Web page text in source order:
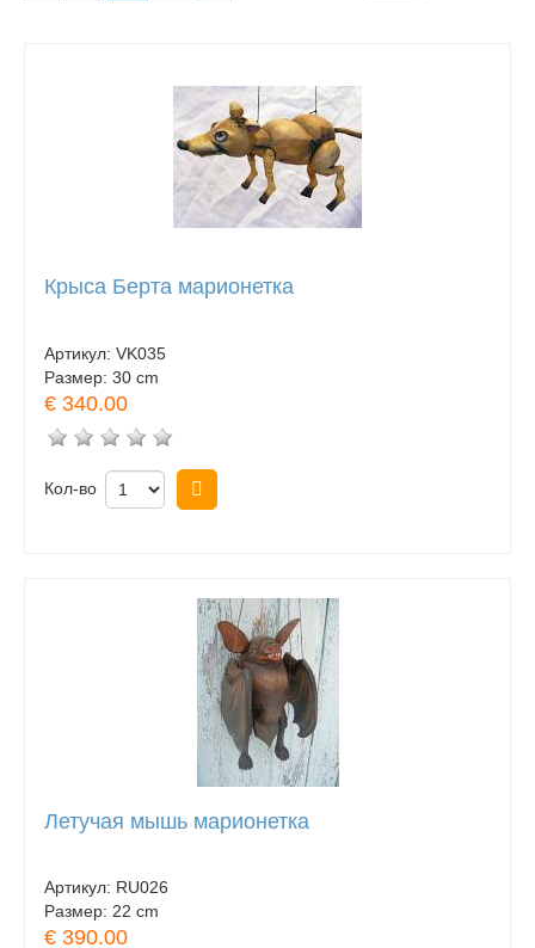
Крыса Берта марионетка
Артикул: VK035
Размер: 30 cm
€ 340.00
Кол-во
Летучая мышь марионетка
Артикул: RU026
Размер: 22 cm
€ 390.00